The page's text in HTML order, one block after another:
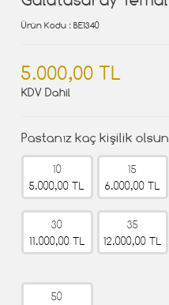
Ürün Kodu : BE1340
5.000,00 TL
KDV Dahil
Pastanız kaç kişilik
10
5.000,00 TL
15
6.000,00 TL
30
11.000,00 TL
35
12.000,00 TL
50